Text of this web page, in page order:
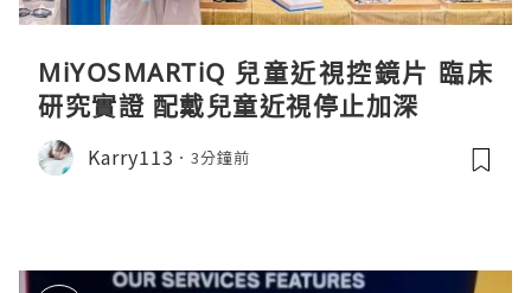
MiYOSMARTiQ 兒童近視控鏡片 臨床
研究實證 配戴兒童近視停止加深
Karry113 3分鐘前